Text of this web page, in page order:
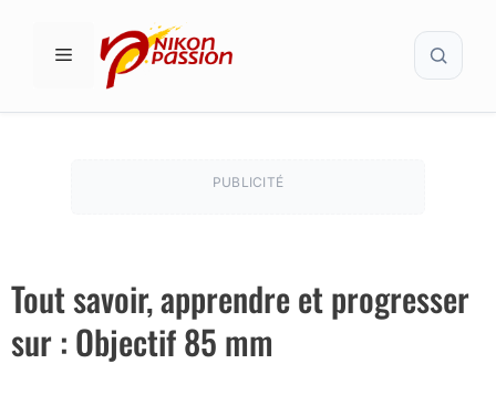
MENU
PUBLICITÉ
Tout savoir, apprendre et progresser
sur : Objectif 85 mm